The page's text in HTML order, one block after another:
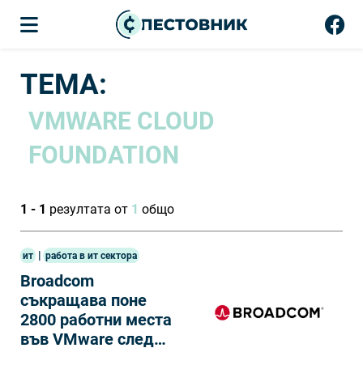
ТЕМА:
VMWARE CLOUD
FOUNDATION
1 - 1 резултата от 1 общо
ит | работа в ит сектора
Broadcom
съкращава поне
2800 работни места
във VMware след